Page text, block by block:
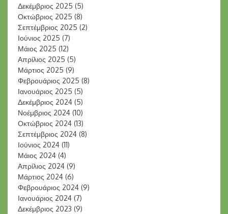
Δεκέμβριος 2025 (5)
Οκτώβριος 2025 (8)
Σεπτέμβριος 2025 (2)
Ιούνιος 2025 (7)
Μάιος 2025 (12)
Απρίλιος 2025 (5)
Μάρτιος 2025 (9)
Φεβρουάριος 2025 (8)
Ιανουάριος 2025 (5)
Δεκέμβριος 2024 (5)
Νοέμβριος 2024 (10)
Οκτώβριος 2024 (13)
Σεπτέμβριος 2024 (8)
Ιούνιος 2024 (11)
Μάιος 2024 (4)
Απρίλιος 2024 (9)
Μάρτιος 2024 (6)
Φεβρουάριος 2024 (9)
Ιανουάριος 2024 (7)
Δεκέμβριος 2023 (9)